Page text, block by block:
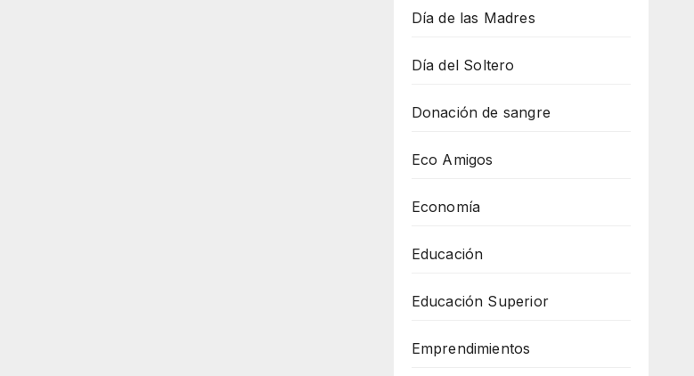
Día de las Madres
Día del Soltero
Donación de sangre
Eco Amigos
Economía
Educación
Educación Superior
Emprendimientos